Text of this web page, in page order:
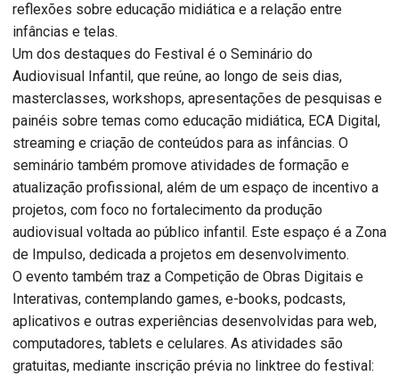
reflexões sobre educação midiática e a relação entre
infâncias e telas.
Um dos destaques do Festival é o Seminário do
Audiovisual Infantil, que reúne, ao longo de seis dias,
masterclasses, workshops, apresentações de pesquisas e
painéis sobre temas como educação midiática, ECA Digital,
streaming e criação de conteúdos para as infâncias. O
seminário também promove atividades de formação e
atualização profissional, além de um espaço de incentivo a
projetos, com foco no fortalecimento da produção
audiovisual voltada ao público infantil. Este espaço é a Zona
de Impulso, dedicada a projetos em desenvolvimento.
O evento também traz a Competição de Obras Digitais e
Interativas, contemplando games, e-books, podcasts,
aplicativos e outras experiências desenvolvidas para web,
computadores, tablets e celulares. As atividades são
gratuitas, mediante inscrição prévia no linktree do festival: